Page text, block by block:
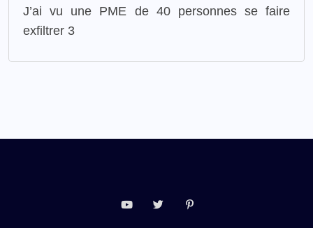
J’ai vu une PME de 40 personnes se faire
exfiltrer 3